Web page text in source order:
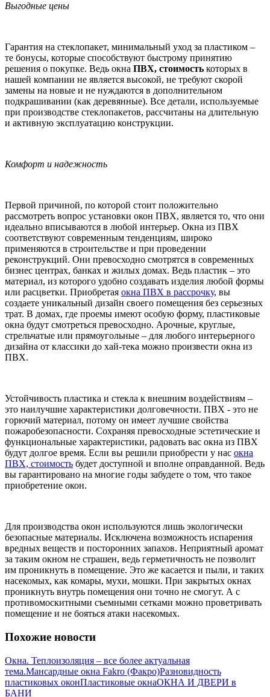
Выгодные цены
Гарантия на стеклопакет, минимальный уход за пластиком –
те бонусы, которые способствуют быстрому принятию
решения о покупке. Ведь окна ПВХ, стоимость которых в
нашей компании не является высокой, не требуют скорой
замены на новые и не нуждаются в дополнительном
подкрашивании (как деревянные). Все детали, используемые
при производстве стеклопакетов, рассчитаны на длительную
и активную эксплуатацию конструкции.
Комфорт и надежность
Первой причиной, по которой стоит положительно
рассмотреть вопрос установки окон ПВХ, является то, что они
идеально вписываются в любой интерьер. Окна из ПВХ
соответствуют современным тенденциям, широко
применяются в строительстве и при проведении
реконструкций. Они превосходно смотрятся в современных
бизнес центрах, банках и жилых домах. Ведь пластик – это
материал, из которого удобно создавать изделия любой формы
или расцветки. Приобретая окна ПВХ в рассрочку, вы
создаете уникальный дизайн своего помещения без серьезных
трат. В домах, где проемы имеют особую форму, пластиковые
окна будут смотреться превосходно. Арочные, круглые,
стрельчатые или прямоугольные – для любого интерьерного
дизайна от классики до хай-тека можно произвести окна из
ПВХ.
Устойчивость пластика и стекла к внешним воздействиям –
это наилучшие характеристики долговечности. ПВХ - это не
горючий материал, потому он имеет лучшие свойства
пожаробезопасности. Сохраняя превосходные эстетические и
функциональные характеристики, радовать вас окна из ПВХ
будут долгое время. Если вы решили приобрести у нас окна
ПВХ, стоимость будет доступной и вполне оправданной. Ведь
вы гарантировано на многие годы забудете о том, что такое
приобретение окон.
Для производства окон используются лишь экологически
безопасные материалы. Исключена возможность испарения
вредных веществ и посторонних запахов. Неприятный аромат
за таким окном не страшен, ведь герметичность не позволит
им проникнуть в помещение. Это же касается и пыли, и таких
насекомых, как комары, мухи, мошки. При закрытых окнах
проникнуть внутрь помещения они точно не смогут. А с
противомоскитными съемными сетками можно проветривать
помещение и не бояться атаки насекомых.
Похожие новости
Окна. Теплоизоляция – все более актуальная
тема.Мансардные окна Fakro (Факро)Разновидность
пластиковых оконПластиковые окнаОКНА И ДВЕРИ в
БАНИ